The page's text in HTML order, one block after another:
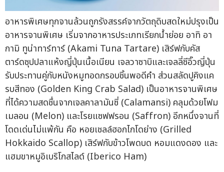
อาหารพิเศษทุกจานล้วนถูกรังสรรค์จากวัตถุดิบสดใหม่ปรุงเป็น
อาหารจานพิเศษ เริ่มจากอาหารประเภทเรียกน้ำย่อย อาทิ อา
กามิ ทูน่าทาร์ทาร์ (Akami Tuna Tartare) เสิร์ฟกับคัส
ตาร์ดซุปปลาแห้งญี่ปุ่นเนื้อเนียน เจลวาซาบิและเจลลี่ซีอิ๊วญี่ปุ่น
รับประทานคู่กับหนังหมูทอดกรอบชิ้นพอดีคำ ส่วนสลัดปูคิงแค
รบสีทอง (Golden King Crab Salad) เป็นอาหารจานพิเศษ
ที่ได้ความสดชื่นจากเจลคาลามันซี่ (Calamansi) คลุมด้วยโฟม
เมลอน (Melon) และโรยแซฟฟรอน (Saffron) อีกหนึ่งจานที่
โดดเด่นไม่แพ้กัน คือ หอยเชลล์ฮอกไกโดย่าง (Grilled
Hokkaido Scallop) เสิร์ฟกับข้าวโพดบด หอมแดงดอง และ
แฮมขาหมูอิเบริโกสไลด์ (Iberico Ham)